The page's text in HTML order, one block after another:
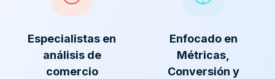
Especialistas en
análisis de
comercio
Enfocado en
Métricas,
Conversión y